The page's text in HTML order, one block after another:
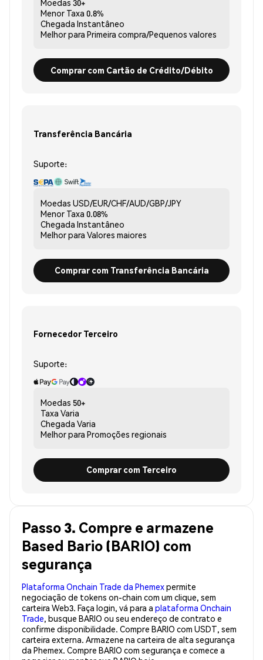
Moedas 30+
Menor Taxa 0.8%
Chegada Instantâneo
Melhor para Primeira compra/Pequenos valores
Comprar com Cartão de Crédito/Débito
Transferência Bancária
Suporte:
Moedas USD/EUR/CHF/AUD/GBP/JPY
Menor Taxa 0.08%
Chegada Instantâneo
Melhor para Valores maiores
Comprar com Transferência Bancária
Fornecedor Terceiro
Suporte:
Moedas 50+
Taxa Varia
Chegada Varia
Melhor para Promoções regionais
Comprar com Terceiro
Passo 3. Compre e armazene
Based Bario (BARIO) com
segurança
Plataforma Onchain Trade da Phemexpermite
negociação de tokens on-chain com um clique, sem
carteira Web3. Faça login, vá para a plataforma Onchain
Trade, busque BARIO ou seu endereço de contrato e
confirme disponibilidade. Compre BARIO com USDT, sem
carteira externa. Armazene na carteira de alta segurança
da Phemex. Compre BARIO com segurança e comece a